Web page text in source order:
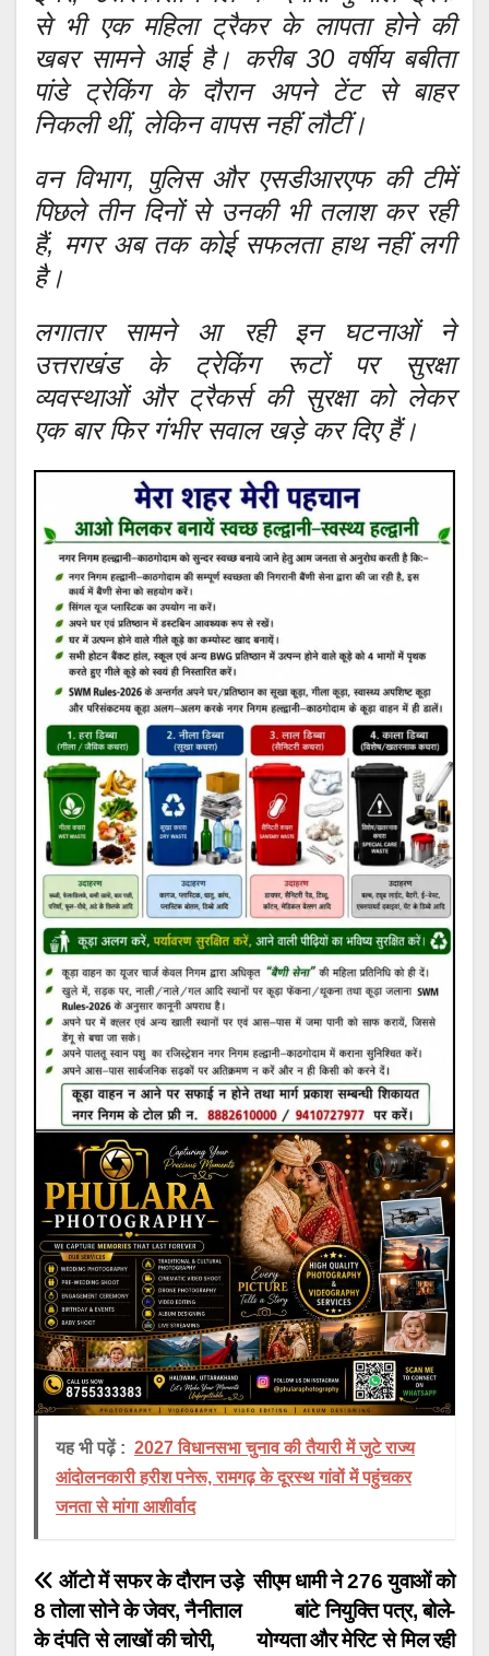
से भी एक महिला ट्रैकर के लापता होने की
खबर सामने आई है। करीब 30 वर्षीय बबीता
पांडे ट्रेकिंग के दौरान अपने टेंट से बाहर
निकली थीं, लेकिन वापस नहीं लौटीं।
वन विभाग, पुलिस और एसडीआरएफ की टीमें
पिछले तीन दिनों से उनकी भी तलाश कर रही
हैं, मगर अब तक कोई सफलता हाथ नहीं लगी
है।
लगातार सामने आ रही इन घटनाओं ने
उत्तराखंड के ट्रेकिंग रूटों पर सुरक्षा
व्यवस्थाओं और ट्रैकर्स की सुरक्षा को लेकर
एक बार फिर गंभीर सवाल खड़े कर दिए हैं।
यह भी पढ़ें : 2027 विधानसभा चुनाव की तैयारी में जुटे राज्य
आंदोलनकारी हरीश पनेरू, रामगढ़ के दूरस्थ गांवों में पहुंचकर
जनता से मांगा आशीर्वाद
Post
navigation
सीएम धामी ने 276 युवाओं को
बांटे नियुक्ति पत्र, बोले-
योग्यता और मेरिट से मिल रही
ऑटो में सफर के दौरान उड़े
8 तोला सोने के जेवर, नैनीताल
के दंपति से लाखों की चोरी,